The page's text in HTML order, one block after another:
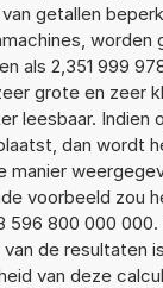
getallen
worden
als 2,351 999
grote en zeer
leesbaar. Indien
dan wordt
manier
voorbeeld zou
596 800 000
de resultaten
van deze